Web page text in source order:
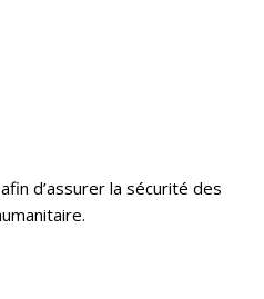
d’assurer la sécurité des